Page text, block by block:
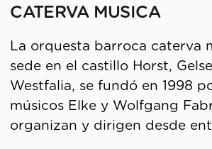
CATERVA MUSICA
La orquesta barroca caterva
sede en el castillo Horst,
Westfalia, se fundó en 1998
músicos Elke y Wolfgang
organizan y dirigen desde